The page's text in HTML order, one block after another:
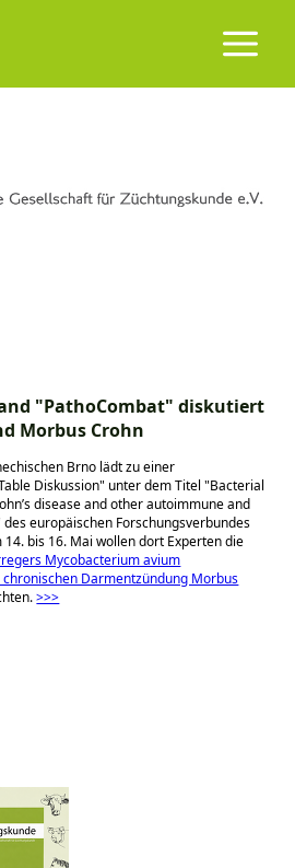
"PathoCombat" diskutiert
Morbus Crohn
Brno lädt zu einer
Diskussion unter dem Titel Bacterial
disease and other autoimmune and
des europäischen Forschungsverbundes
14. bis 16. Mai wollen dort Experten die
Mycobacterium avium
Darmentzündung Morbus
>>>